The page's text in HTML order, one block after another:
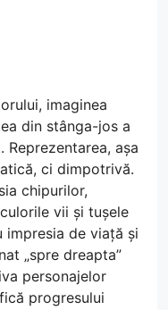
imaginea
din stânga-jos a
Reprezentarea, așa
ci dimpotrivă.
chipurilor,
vii și tușele
impresia de viață și
„spre dreapta”
personajelor
progresului